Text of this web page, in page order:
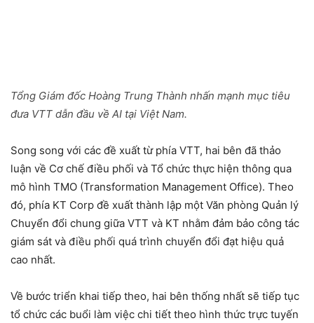
Tổng Giám đốc Hoàng Trung Thành nhấn mạnh mục tiêu
đưa VTT dẫn đầu về AI tại Việt Nam.
Song song với các đề xuất từ phía VTT, hai bên đã thảo
luận về Cơ chế điều phối và Tổ chức thực hiện thông qua
mô hình TMO (Transformation Management Office). Theo
đó, phía KT Corp đề xuất thành lập một Văn phòng Quản lý
Chuyển đổi chung giữa VTT và KT nhằm đảm bảo công tác
giám sát và điều phối quá trình chuyển đổi đạt hiệu quả
cao nhất.
Về bước triển khai tiếp theo, hai bên thống nhất sẽ tiếp tục
tổ chức các buổi làm việc chi tiết theo hình thức trực tuyến